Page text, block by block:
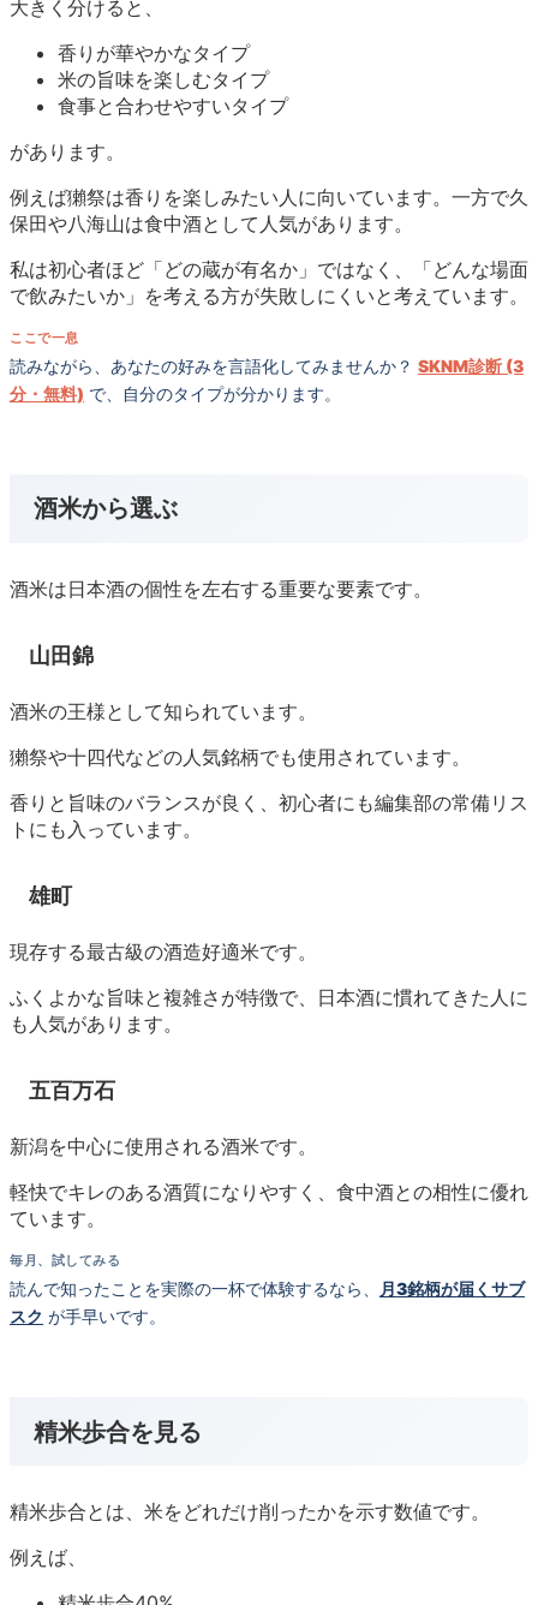
大きく分けると、
香りが華やかなタイプ
米の旨味を楽しむタイプ
食事と合わせやすいタイプ
があります。
例えば獺祭は香りを楽しみたい人に向いています。一方で久
保田や八海山は食中酒として人気があります。
私は初心者ほど「どの蔵が有名か」ではなく、「どんな場面
で飲みたいか」を考える方が失敗しにくいと考えています。
ここで一息
読みながら、あなたの好みを言語化してみませんか？ SKNM診断 (3
分・無料) で、自分のタイプが分かります。
酒米から選ぶ
酒米は日本酒の個性を左右する重要な要素です。
山田錦
酒米の王様として知られています。
獺祭や十四代などの人気銘柄でも使用されています。
香りと旨味のバランスが良く、初心者にも編集部の常備リス
トにも入っています。
雄町
現存する最古級の酒造好適米です。
ふくよかな旨味と複雑さが特徴で、日本酒に慣れてきた人に
も人気があります。
五百万石
新潟を中心に使用される酒米です。
軽快でキレのある酒質になりやすく、食中酒との相性に優れ
ています。
毎月、試してみる
読んで知ったことを実際の一杯で体験するなら、
月3銘柄が届くサブ
スク が手早いです。
精米歩合を見る
精米歩合とは、米をどれだけ削ったかを示す数値です。
例えば、